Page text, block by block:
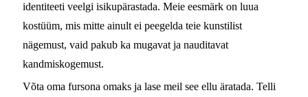
identiteeti veelgi isikupärastada. Meie eesmärk on luua
kostüüm, mis mitte ainult ei peegelda teie kunstilist
nägemust, vaid pakub ka mugavat ja nauditavat
kandmiskogemust.
Võta oma fursona omaks ja lase meil see ellu äratada. Telli